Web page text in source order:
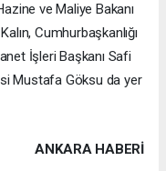
ve Maliye Bakanı
Cumhurbaşkanlığı
İşleri Başkanı Safi
Mustafa Göksu da yer
ANKARA HABERİ